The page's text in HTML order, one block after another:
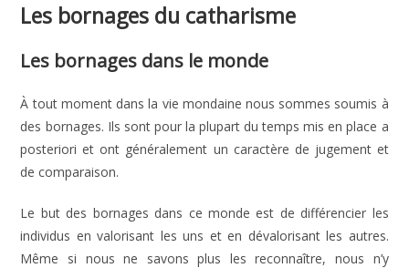
Les bornages du catharisme
Les bornages dans le monde
À tout moment dans la vie mondaine nous sommes soumis à
des bornages. Ils sont pour la plupart du temps mis en place a
posteriori et ont généralement un caractère de jugement et
de comparaison.
Le but des bornages dans ce monde est de différencier les
individus en valorisant les uns et en dévalorisant les autres.
Même si nous ne savons plus les reconnaître, nous n’y